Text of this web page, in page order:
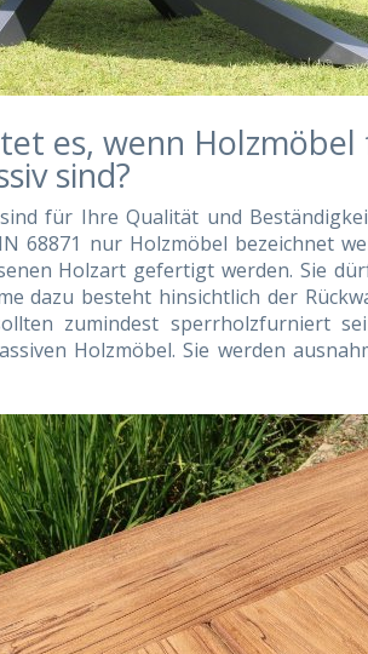
es, wenn Holzmöbel
sind?
für Ihre Qualität und
68871 nur Holzmöbel bezeichnet
Holzart gefertigt werden. Sie
dazu besteht hinsichtlich der
zumindest sperrholzfurniert
Holzmöbel. Sie werden